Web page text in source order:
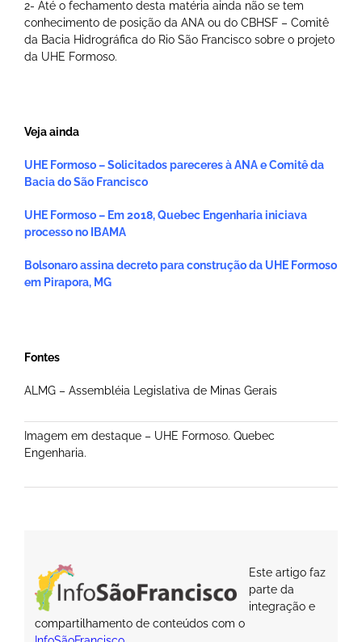
2- Até o fechamento desta matéria ainda não se tem
conhecimento de posição da ANA ou do CBHSF – Comitê
da Bacia Hidrográfica do Rio São Francisco sobre o projeto
da UHE Formoso.
Veja ainda
UHE Formoso – Solicitados pareceres à ANA e Comitê da
Bacia do São Francisco
UHE Formoso – Em 2018, Quebec Engenharia iniciava
processo no IBAMA
Bolsonaro assina decreto para construção da UHE Formoso
em Pirapora, MG
Fontes
ALMG – Assembléia Legislativa de Minas Gerais
Imagem em destaque – UHE Formoso. Quebec
Engenharia.
Este artigo faz
parte da
integração e
compartilhamento de conteúdos com o